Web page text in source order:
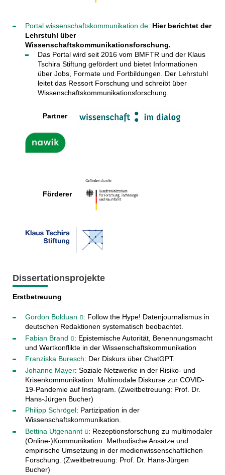
Portal wissenschaftskommunikation.de: Hier berichtet der
Lehrstuhl über
Wissenschaftskommunikationsforschung.
Das Portal wird seit 2016 vom BMFTR und der Klaus
Tschira Stiftung gefördert und bietet Informationen
über Jobs, Formate und Fortbildungen. Der Lehrstuhl
leitet das Ressort Forschung und schreibt über
Wissenschaftskommunikationsforschung.
Partner
Förderer
Dissertationsprojekte
Erstbetreuung
Gordon Bolduan
: Follow the Hype! Datenjournalismus in
deutschen Redaktionen systematisch beobachtet.
Fabian Brand
: Epistemische Autorität, Benennungsmacht
und Wertkonflikte in der Wissenschaftskommunikation
Franziska Buresch: Der Diskurs über ChatGPT.
Johanne Mayer: Soziale Netzwerke in der Risiko- und
Krisenkommunikation: Multimodale Diskurse zur COVID-
19-Pandemie auf Instagram. (Zweitbetreuung: Prof. Dr.
Hans-Jürgen Bucher)
Philipp Schrögel: Partizipation in der
Wissenschaftskommunikation.
Bettina Utgenannt
: Rezeptionsforschung zu multimodaler
(Online-)Kommunikation. Methodische Ansätze und
empirische Umsetzung in der medienwissenschaftlichen
Forschung. (Zweitbetreuung: Prof. Dr. Hans-Jürgen
Bucher)